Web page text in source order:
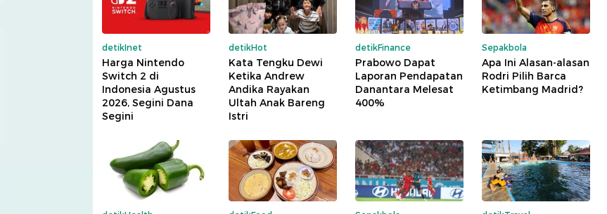
detikInet
Harga Nintendo
Switch 2 di
Indonesia Agustus
2026, Segini Dana
Segini
detikHot
Kata Tengku Dewi
Ketika Andrew
Andika Rayakan
Ultah Anak Bareng
Istri
detikFinance
Prabowo Dapat
Laporan Pendapatan
Danantara Melesat
400%
Sepakbola
Apa Ini Alasan-alasan
Rodri Pilih Barca
Ketimbang Madrid?